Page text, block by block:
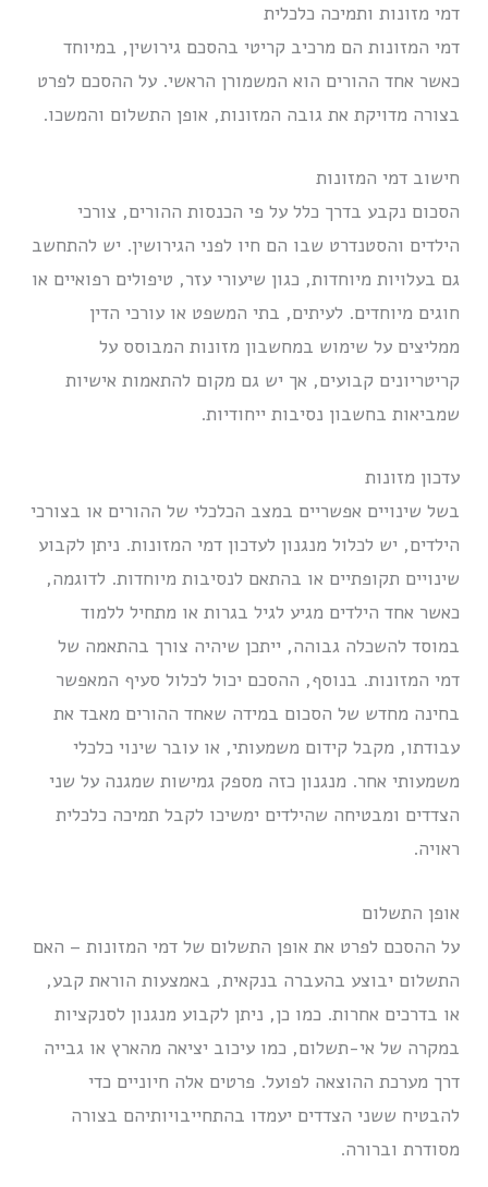
דמי מזונות ותמיכה כלכלית
דמי המזונות הם מרכיב קריטי בהסכם גירושין, במיוחד
כאשר אחד ההורים הוא המשמורן הראשי. על ההסכם לפרט
בצורה מדויקת את גובה המזונות, אופן התשלום והמשכו.
חישוב דמי המזונות
הסכום נקבע בדרך כלל על פי הכנסות ההורים, צורכי
הילדים והסטנדרט שבו הם חיו לפני הגירושין. יש להתחשב
גם בעלויות מיוחדות, כגון שיעורי עזר, טיפולים רפואיים או
חוגים מיוחדים. לעיתים, בתי המשפט או עורכי הדין
ממליצים על שימוש במחשבון מזונות המבוסס על
קריטריונים קבועים, אך יש גם מקום להתאמות אישיות
שמביאות בחשבון נסיבות ייחודיות.
עדכון מזונות
בשל שינויים אפשריים במצב הכלכלי של ההורים או בצורכי
הילדים, יש לכלול מנגנון לעדכון דמי המזונות. ניתן לקבוע
שינויים תקופתיים או בהתאם לנסיבות מיוחדות. לדוגמה,
כאשר אחד הילדים מגיע לגיל בגרות או מתחיל ללמוד
במוסד להשכלה גבוהה, ייתכן שיהיה צורך בהתאמה של
דמי המזונות. בנוסף, ההסכם יכול לכלול סעיף המאפשר
בחינה מחדש של הסכום במידה שאחד ההורים מאבד את
עבודתו, מקבל קידום משמעותי, או עובר שינוי כלכלי
משמעותי אחר. מנגנון כזה מספק גמישות שמגנה על שני
הצדדים ומבטיחה שהילדים ימשיכו לקבל תמיכה כלכלית
ראויה.
אופן התשלום
על ההסכם לפרט את אופן התשלום של דמי המזונות – האם
התשלום יבוצע בהעברה בנקאית, באמצעות הוראת קבע,
או בדרכים אחרות. כמו כן, ניתן לקבוע מנגנון לסנקציות
במקרה של אי-תשלום, כמו עיכוב יציאה מהארץ או גבייה
דרך מערכת ההוצאה לפועל. פרטים אלה חיוניים כדי
להבטיח ששני הצדדים יעמדו בהתחייבויותיהם בצורה
מסודרת וברורה.